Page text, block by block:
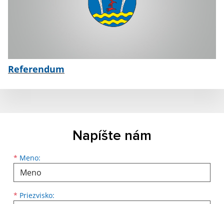
Referendum
Napíšte nám
* Meno:
Meno
* Priezvisko:
Priezvisko
E-mailová adresa